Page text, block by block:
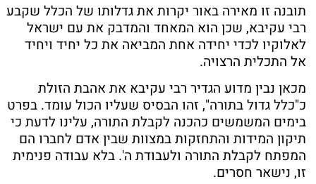
תובנה זו מאירה באור יקרות את גדלותו של הכלל שקבע
רבי עקיבא, שכן הוא המאחד והמדבק את עם ישראל
לאלוקיו לכדי יחידה אחת המביאה את כל יחיד ויחיד
אל התכלית הרצויה.
מכאן נבין מדוע הגדיר רבי עקיבא את אהבת הזולת
כ"כלל גדול בתורה", זהו הבסיס שעליו הכול עומד. בפרט
בימים המשמשים כהכנה לקבלת התורה, עלינו לדעת כי
תיקון המידות והתחזקות במצוות שבין אדם לחברו הם
המפתח לקבלת התורה ולעבודת ה'. בלא עבודה פנימית
זו, נישאר חסרים.